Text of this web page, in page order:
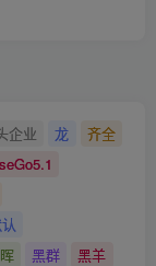
企业 龙
齐全
黑群 黑羊